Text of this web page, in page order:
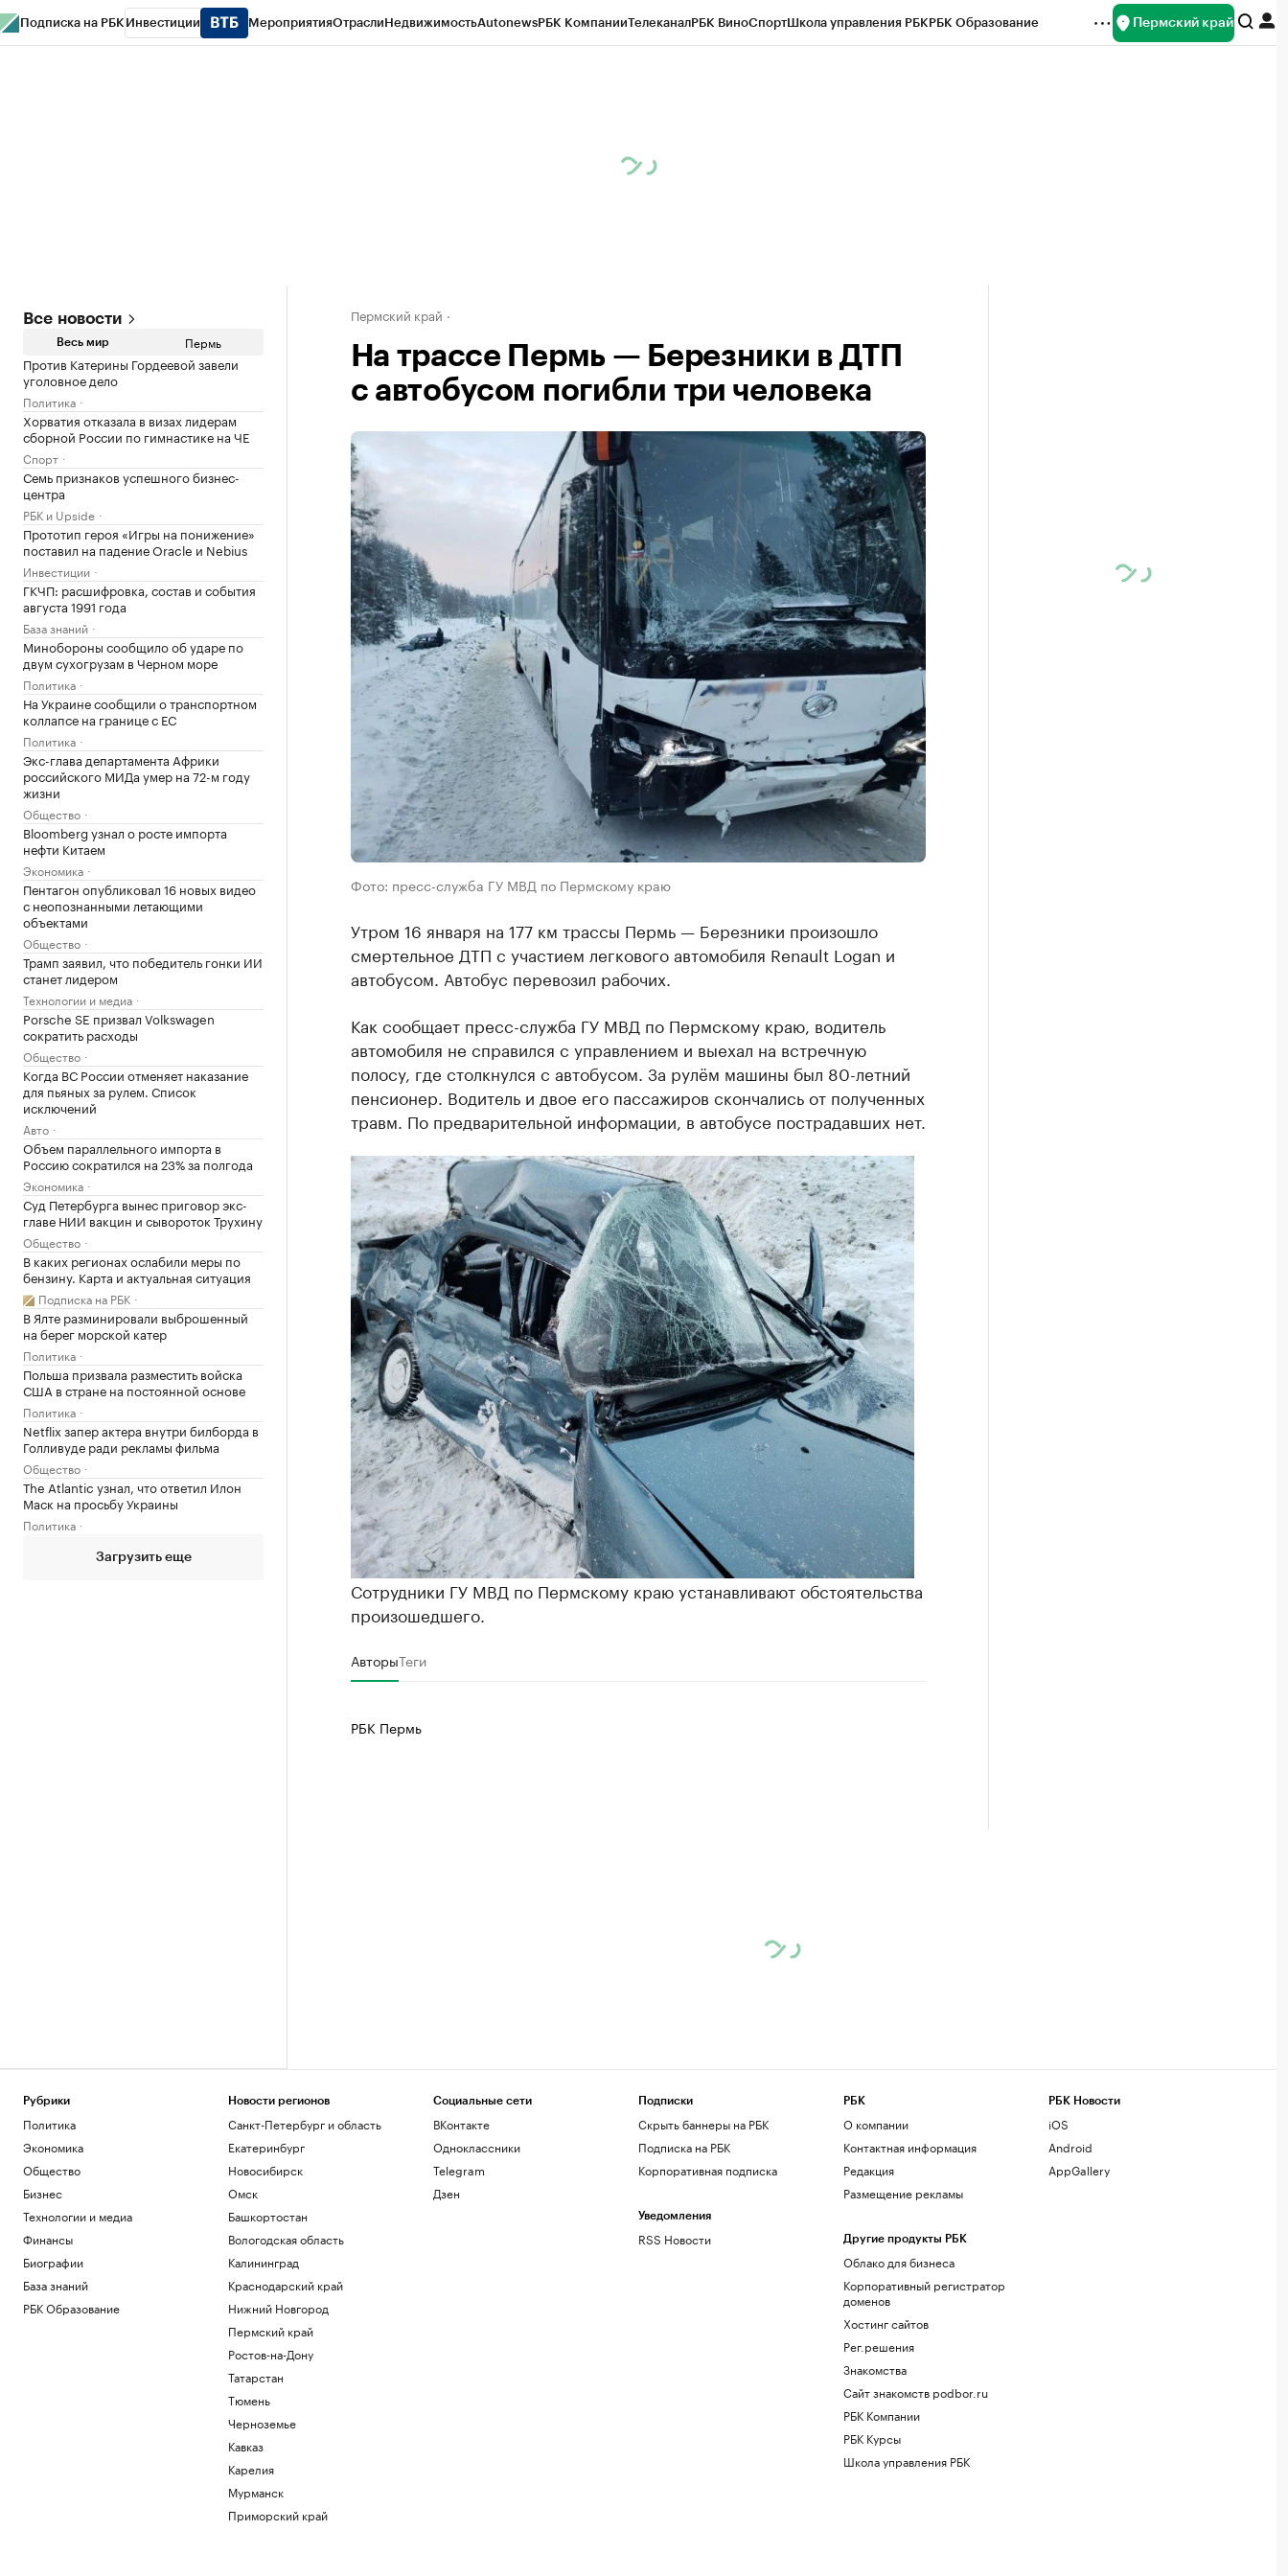
Подписка на РБК Инвестиции МероприятияОтраслиНедвижимостьAutonewsРБК КомпанииТелеканалРБК ВиноСпортШкола управления РБКРБК Образование Пермский край
Все новости
Весь мир Пермь
Против Катерины Гордеевой завели
уголовное дело
Политика
Хорватия отказала в визах лидерам
сборной России по гимнастике на ЧЕ
Спорт
Семь признаков успешного бизнес-
центра
РБК и Upside
Прототип героя «Игры на понижение»
поставил на падение Oracle и Nebius
Инвестиции
ГКЧП: расшифровка, состав и события
августа 1991 года
База знаний
Минобороны сообщило об ударе по
двум сухогрузам в Черном море
Политика
На Украине сообщили о транспортном
коллапсе на границе с ЕС
Политика
Экс-глава департамента Африки
российского МИДа умер на 72-м году
жизни
Общество
Bloomberg узнал о росте импорта
нефти Китаем
Экономика
Пентагон опубликовал 16 новых видео
с неопознанными летающими
объектами
Общество
Трамп заявил, что победитель гонки ИИ
станет лидером
Технологии и медиа
Porsche SE призвал Volkswagen
сократить расходы
Общество
Когда ВС России отменяет наказание
для пьяных за рулем. Список
исключений
Авто
Объем параллельного импорта в
Россию сократился на 23% за полгода
Экономика
Суд Петербурга вынес приговор экс-
главе НИИ вакцин и сывороток Трухину
Общество
В каких регионах ослабили меры по
бензину. Карта и актуальная ситуация
Подписка на РБК
В Ялте разминировали выброшенный
на берег морской катер
Политика
Польша призвала разместить войска
США в стране на постоянной основе
Политика
Netflix запер актера внутри билборда в
Голливуде ради рекламы фильма
Общество
The Atlantic узнал, что ответил Илон
Маск на просьбу Украины
Политика
Загрузить еще
Пермский край
На трассе Пермь — Березники в ДТП
с автобусом погибли три человека
Фото: пресс-служба ГУ МВД по Пермскому краю
Утром 16 января на 177 км трассы Пермь — Березники произошло
смертельное ДТП с участием легкового автомобиля Renault Logan и
автобусом. Автобус перевозил рабочих.
Как сообщает пресс-служба ГУ МВД по Пермскому краю, водитель
автомобиля не справился с управлением и выехал на встречную
полосу, где столкнулся с автобусом. За рулём машины был 80-летний
пенсионер. Водитель и двое его пассажиров скончались от полученных
травм. По предварительной информации, в автобусе пострадавших нет.
Сотрудники ГУ МВД по Пермскому краю устанавливают обстоятельства
произошедшего.
АвторыТеги
РБК Пермь
Рубрики
Политика
Экономика
Общество
Бизнес
Технологии и медиа
Финансы
Биографии
База знаний
РБК Образование
Новости регионов
Санкт-Петербург и область
Екатеринбург
Новосибирск
Омск
Башкортостан
Вологодская область
Калининград
Краснодарский край
Нижний Новгород
Пермский край
Ростов-на-Дону
Татарстан
Тюмень
Черноземье
Кавказ
Карелия
Мурманск
Приморский край
Социальные сети
ВКонтакте
Одноклассники
Telegram
Дзен
Подписки
Скрыть баннеры на РБК
Подписка на РБК
Корпоративная подписка
Уведомления
RSS Новости
РБК
О компании
Контактная информация
Редакция
Размещение рекламы
Другие продукты РБК
Облако для бизнеса
Корпоративный регистратор
доменов
Хостинг сайтов
Рег.решения
Знакомства
Сайт знакомств podbor.ru
РБК Компании
РБК Курсы
Школа управления РБК
РБК Новости
iOS
Android
AppGallery